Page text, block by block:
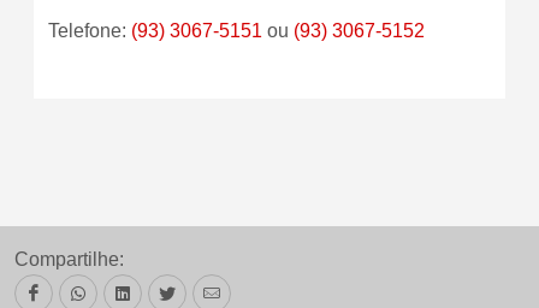
Telefone: (93) 3067-5151 ou (93) 3067-5152
Compartilhe: